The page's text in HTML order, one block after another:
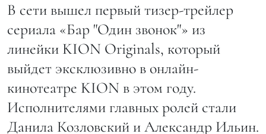
В сети вышел первый тизер-трейлер
сериала «Бар "Один звонок"» из
линейки KION Originals, который
выйдет эксклюзивно в онлайн-
кинотеатре KION в этом году.
Исполнителями главных ролей стали
Данила Козловский и Александр Ильин.